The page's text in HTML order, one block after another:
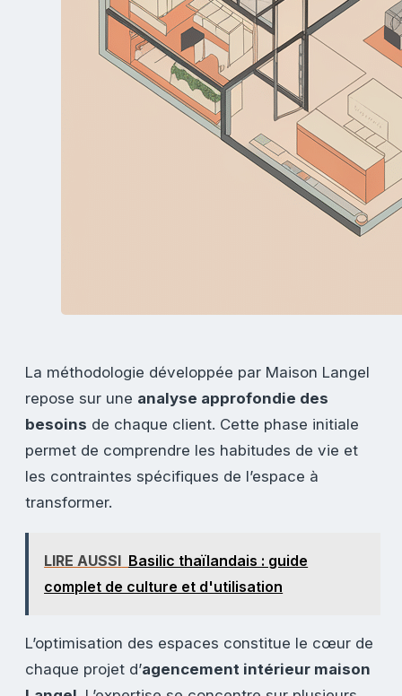
La méthodologie développée par Maison Langel
repose sur une analyse approfondie des
besoins de chaque client. Cette phase initiale
permet de comprendre les habitudes de vie et
les contraintes spécifiques de l’espace à
transformer.
LIRE AUSSI Basilic thaïlandais : guide
complet de culture et d'utilisation
L’optimisation des espaces constitue le cœur de
chaque projet d’agencement intérieur maison